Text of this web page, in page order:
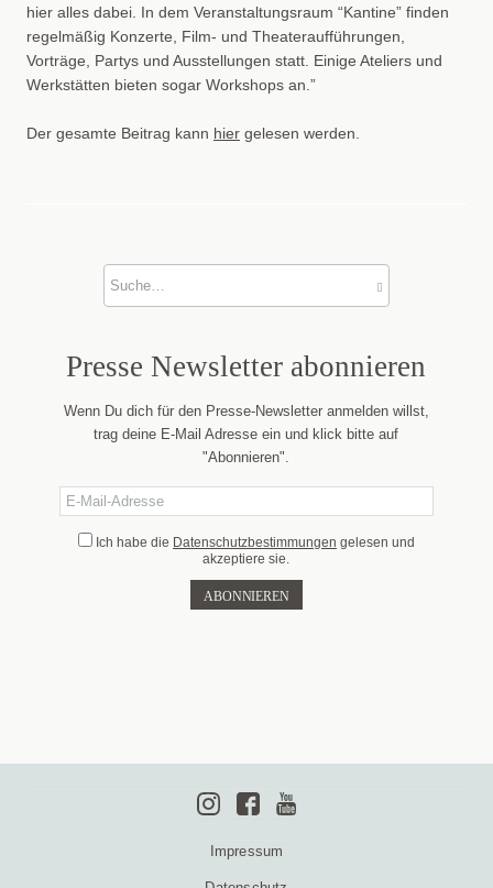
hier alles dabei. In dem Veranstaltungsraum “Kantine” finden
regelmäßig Konzerte, Film- und Theateraufführungen,
Vorträge, Partys und Ausstellungen statt. Einige Ateliers und
Werkstätten bieten sogar Workshops an.”
Der gesamte Beitrag kann hiergelesen werden.
Presse News­letter abonnieren
Wenn Du dich für den Presse-Newsletter anmelden willst,
trag deine E-Mail Adresse ein und klick bitte auf
"Abonnieren".
Ich habe die Datenschutzbestimmungen gelesen und
akzeptiere sie.
Impressum